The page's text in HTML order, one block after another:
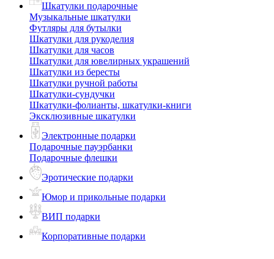
Шкатулки подарочные
Музыкальные шкатулки
Футляры для бутылки
Шкатулки для рукоделия
Шкатулки для часов
Шкатулки для ювелирных украшений
Шкатулки из бересты
Шкатулки ручной работы
Шкатулки-сундучки
Шкатулки-фолианты, шкатулки-книги
Эксклюзивные шкатулки
Электронные подарки
Подарочные пауэрбанки
Подарочные флешки
Эротические подарки
Юмор и прикольные подарки
ВИП подарки
Корпоративные подарки